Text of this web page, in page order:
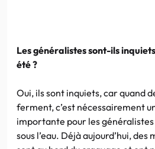
Les généralistes sont-ils
été ?
Oui, ils sont inquiets, car quand
ferment, c’est nécessairement
importante pour les
sous l’eau. Déjà aujourd’hui,